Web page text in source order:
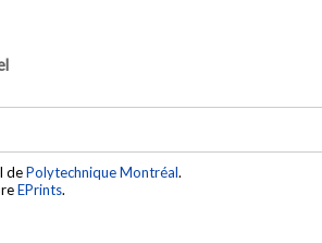
dePolytechnique Montréal.
EPrints.